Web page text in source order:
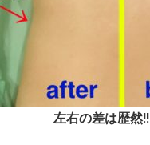
左右の差は歴然!!